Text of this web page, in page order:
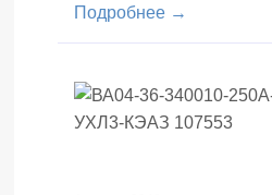
Подробнее →